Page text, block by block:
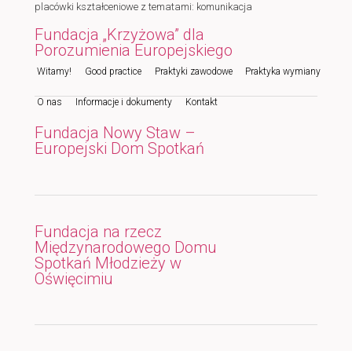
Przeskocz
do
tekstu
Przeskocz
do
widgetów
Witamy! Good practice Praktyki zawodowe Praktyka wymiany
O nas Informacje i dokumenty Kontakt
placówki kształceniowe z tematami: komunikacja
Fundacja „Krzyżowa” dla
Porozumienia Europejskiego
Fundacja Nowy Staw –
Europejski Dom Spotkań
Fundacja na rzecz
Międzynarodowego Domu
Spotkań Młodzieży w
Oświęcimiu